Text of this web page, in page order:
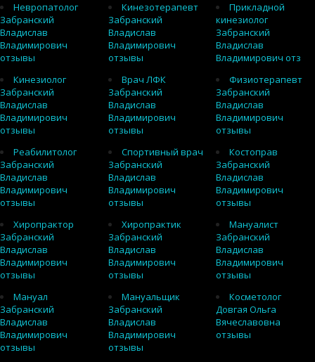
Невропатолог
Забранский
Владислав
Владимирович
отзывы
Кинезотерапевт
Забранский
Владислав
Владимирович
отзывы
Прикладной
кинезиолог
Забранский
Владислав
Владимирович отз
Кинезиолог
Забранский
Владислав
Владимирович
отзывы
Врач ЛФК
Забранский
Владислав
Владимирович
отзывы
Физиотерапевт
Забранский
Владислав
Владимирович
отзывы
Реабилитолог
Забранский
Владислав
Владимирович
отзывы
Спортивный врач
Забранский
Владислав
Владимирович
отзывы
Костоправ
Забранский
Владислав
Владимирович
отзывы
Хиропрактор
Забранский
Владислав
Владимирович
отзывы
Хиропрактик
Забранский
Владислав
Владимирович
отзывы
Мануалист
Забранский
Владислав
Владимирович
отзывы
Мануал
Забранский
Владислав
Владимирович
отзывы
Мануальщик
Забранский
Владислав
Владимирович
отзывы
Косметолог
Довгая Ольга
Вячеславовна
отзывы